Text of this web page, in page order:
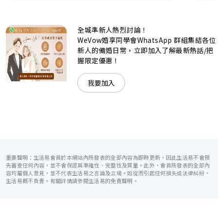
準新人的個性及預算﹔保證為您打造夢寐以求的特別日子，令
賓客永誌難忘！
全城準新人熱烈討論！
WeVow婚享同學會WhatsApp 群組集結各位
新人的備婚日常，立即加入了解最新熱話/把
握限定優惠！
我要加入
重要聲明：生活易會員於本網站內所發表的全部內容為即時更新，因此生活易不會預
先審查任何內容，並不會保證其準確性、完整性及質量。此外，會員所發表的全部內
容均屬個人意見，並不代表生活易之言論及立場。如從而引起任何損失或法律糾紛，
生活易概不負責。有關詳情請參閱生活易的免責聲明。